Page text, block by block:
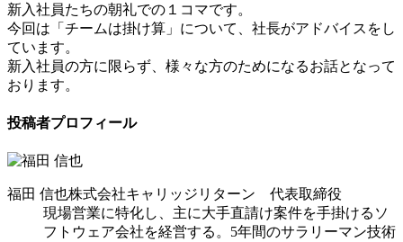
新入社員たちの朝礼での１コマです。
今回は「チームは掛け算」について、社長がアドバイスをし
ています。
新入社員の方に限らず、様々な方のためになるお話となって
おります。
投稿者プロフィール
福田 信也株式会社キャリッジリターン 代表取締役
現場営業に特化し、主に大手直請け案件を手掛けるソ
フトウェア会社を経営する。5年間のサラリーマン技術